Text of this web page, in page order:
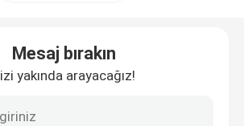
Mesaj bırakın
yakında arayacağız!